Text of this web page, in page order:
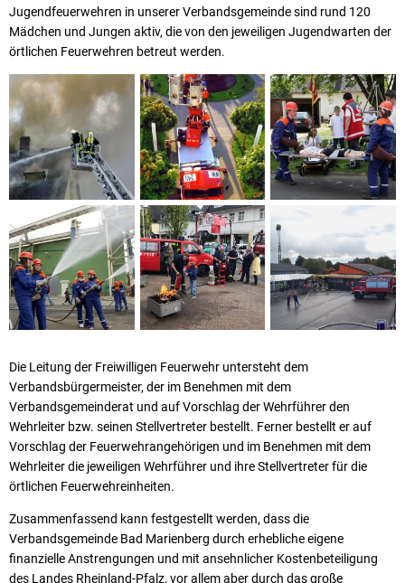
Jugendfeuerwehren in unserer Verbandsgemeinde sind rund 120
Mädchen und Jungen aktiv, die von den jeweiligen Jugendwarten der
örtlichen Feuerwehren betreut werden.
Die Leitung der Freiwilligen Feuerwehr untersteht dem
Verbandsbürgermeister, der im Benehmen mit dem
Verbandsgemeinderat und auf Vorschlag der Wehrführer den
Wehrleiter bzw. seinen Stellvertreter bestellt. Ferner bestellt er auf
Vorschlag der Feuerwehrangehörigen und im Benehmen mit dem
Wehrleiter die jeweiligen Wehrführer und ihre Stellvertreter für die
örtlichen Feuerwehreinheiten.
Zusammenfassend kann festgestellt werden, dass die
Verbandsgemeinde Bad Marienberg durch erhebliche eigene
finanzielle Anstrengungen und mit ansehnlicher Kostenbeteiligung
des Landes Rheinland-Pfalz, vor allem aber durch das große